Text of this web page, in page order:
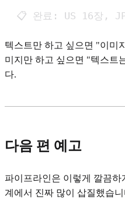
📋 완료: US 16장,
텍스트만 하고 싶으면 "이미
미지만 하고 싶으면 "텍스트
다.
다음 편 예고
파이프라인은 이렇게 깔끔
계에서 진짜 많이 삽질했습니